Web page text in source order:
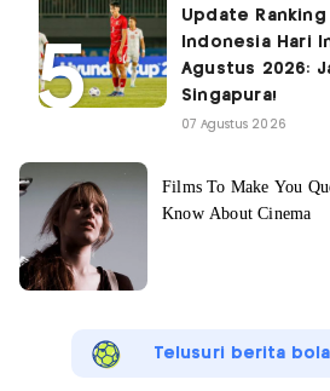
Update Ranking
Indonesia Hari
Agustus 2026:
Singapura!
07 Agustus 2026
Telusuri berita